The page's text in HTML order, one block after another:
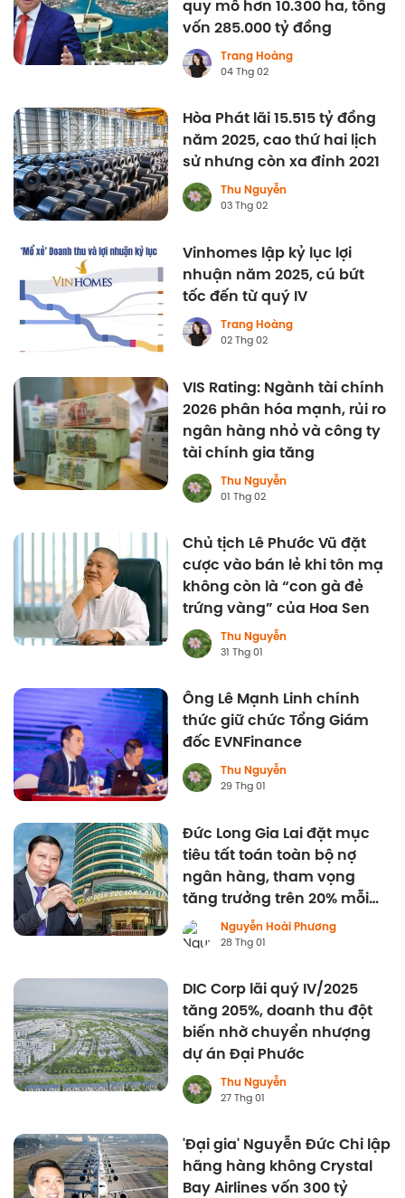
quy mô hơn 10.300 ha, tổng
vốn 285.000 tỷ đồng
Trang Hoàng
04 Thg 02
Hòa Phát lãi 15.515 tỷ đồng
năm 2025, cao thứ hai lịch
sử nhưng còn xa đỉnh 2021
Thu Nguyễn
03 Thg 02
Vinhomes lập kỷ lục lợi
nhuận năm 2025, cú bứt
tốc đến từ quý IV
Trang Hoàng
02 Thg 02
VIS Rating: Ngành tài chính
2026 phân hóa mạnh, rủi ro
ngân hàng nhỏ và công ty
tài chính gia tăng
Thu Nguyễn
01 Thg 02
Chủ tịch Lê Phước Vũ đặt
cược vào bán lẻ khi tôn mạ
không còn là “con gà đẻ
trứng vàng” của Hoa Sen
Thu Nguyễn
31 Thg 01
Ông Lê Mạnh Linh chính
thức giữ chức Tổng Giám
đốc EVNFinance
Thu Nguyễn
29 Thg 01
Đức Long Gia Lai đặt mục
tiêu tất toán toàn bộ nợ
ngân hàng, tham vọng
tăng trưởng trên 20% mỗi
năm
Nguyễn Hoài Phương
28 Thg 01
DIC Corp lãi quý IV/2025
tăng 205%, doanh thu đột
biến nhờ chuyển nhượng
dự án Đại Phước
Thu Nguyễn
27 Thg 01
'Đại gia' Nguyễn Đức Chi lập
hãng hàng không Crystal
Bay Airlines vốn 300 tỷ